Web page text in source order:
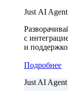
Just AI
с
и
Подробнее
Just AI